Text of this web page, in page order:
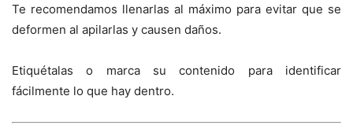
Te recomendamos llenarlas al máximo para evitar que se
deformen al apilarlas y causen daños.
Etiquétalas o marca su contenido para identificar
fácilmente lo que hay dentro.